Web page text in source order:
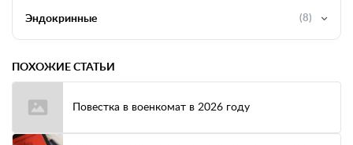
Эндокринные (8)
ПОХОЖИЕ СТАТЬИ
Повестка в военкомат в 2026 году